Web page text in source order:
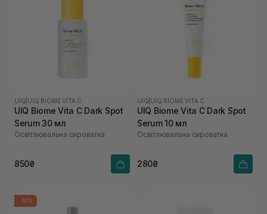
UIQ UIQ BIOME VITA C
UIQ Biome Vita C Dark Spot
Serum 30 мл
Освітлювальна сироватка
850₴
UIQ UIQ BIOME VITA C
UIQ Biome Vita C Dark Spot
Serum 10 мл
Освітлювальна сироватка
280₴
-35%